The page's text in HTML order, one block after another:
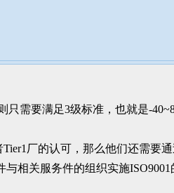
需要满足3级标准，也就是-
厂的认可，那么他们还需要
相关服务件的组织实施ISO9001